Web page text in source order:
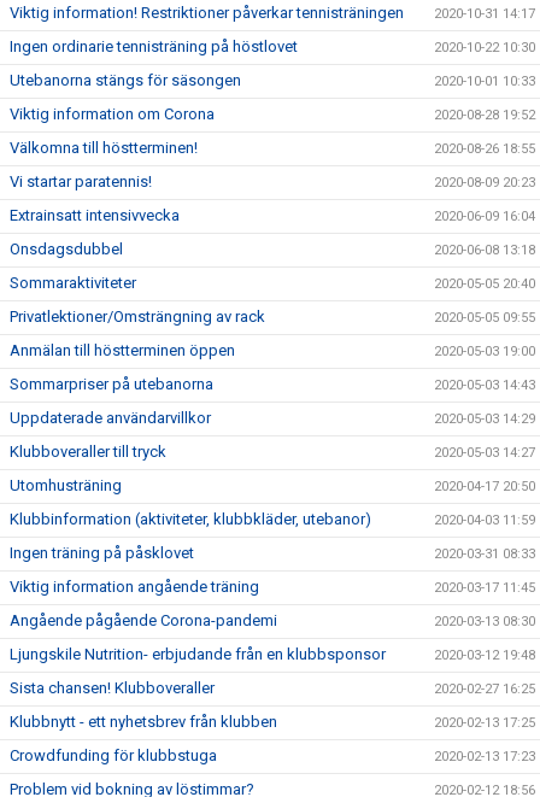
Viktig information! Restriktioner påverkar tennisträningen 2020-10-31 14:17
Ingen ordinarie tennisträning på höstlovet 2020-10-22 10:30
Utebanorna stängs för säsongen 2020-10-01 10:33
Viktig information om Corona 2020-08-28 19:52
Välkomna till höstterminen! 2020-08-26 18:55
Vi startar paratennis! 2020-08-09 20:23
Extrainsatt intensivvecka 2020-06-09 16:04
Onsdagsdubbel 2020-06-08 13:18
Sommaraktiviteter 2020-05-05 20:40
Privatlektioner/Omsträngning av rack 2020-05-05 09:55
Anmälan till höstterminen öppen 2020-05-03 19:00
Sommarpriser på utebanorna 2020-05-03 14:43
Uppdaterade användarvillkor 2020-05-03 14:29
Klubboveraller till tryck 2020-05-03 14:27
Utomhusträning 2020-04-17 20:50
Klubbinformation (aktiviteter, klubbkläder, utebanor) 2020-04-03 11:59
Ingen träning på påsklovet 2020-03-31 08:33
Viktig information angående träning 2020-03-17 11:45
Angående pågående Corona-pandemi 2020-03-13 08:30
Ljungskile Nutrition- erbjudande från en klubbsponsor 2020-03-12 19:48
Sista chansen! Klubboveraller 2020-02-27 16:25
Klubbnytt - ett nyhetsbrev från klubben 2020-02-13 17:25
Crowdfunding för klubbstuga 2020-02-13 17:23
Problem vid bokning av löstimmar? 2020-02-12 18:56